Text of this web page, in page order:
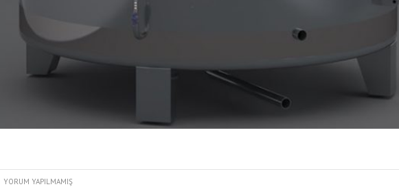
YORUM YAPILMAMIŞ